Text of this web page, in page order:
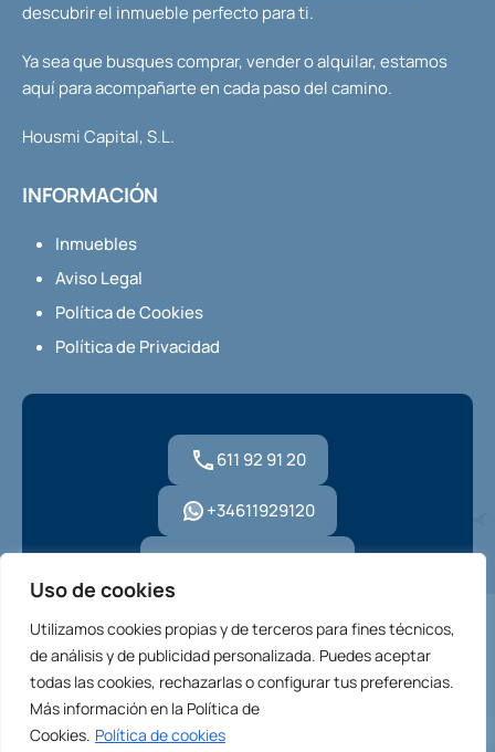
Uso de cookies
Utilizamos cookies propias y de terceros para fines técnicos,
de análisis y de publicidad personalizada. Puedes aceptar
todas las cookies, rechazarlas o configurar tus preferencias.
Más información en la Política de
Cookies. Política de cookies
descubrir el inmueble perfecto para ti.
Ya sea que busques comprar, vender o alquilar, estamos
aquí para acompañarte en cada paso del camino.
Housmi Capital, S.L.
INFORMACIÓN
Inmuebles
Aviso Legal
Política de Cookies
Política de Privacidad
611 92 91 20
+34611929120
© 2026. Todos los derechos reservados.
Diseñado porHousmi Capital, S.L.